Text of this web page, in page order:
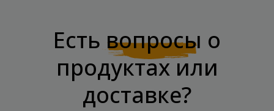
Есть вопросы о
продуктах или
доставке?